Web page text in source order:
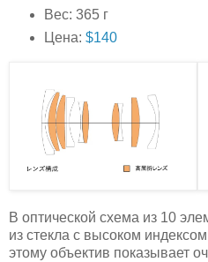
Вес: 365 г
Цена: $140
В оптической схема из 10
из стекла с высоком
этому объектив показывает